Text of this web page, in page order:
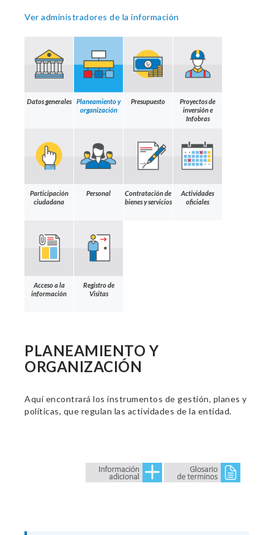
Ver administradores de la información
Datos generales
Planeamiento y
organización
Presupuesto
Proyectos de
inversión e
Infobras
Participación
ciudadana
Personal
Contratación de
bienes y servicios
Actividades
oficiales
Acceso a la
información
Registro de
Visitas
PLANEAMIENTO Y
ORGANIZACIÓN
Aquí encontrará los instrumentos de gestión, planes y
políticas, que regulan las actividades de la entidad.